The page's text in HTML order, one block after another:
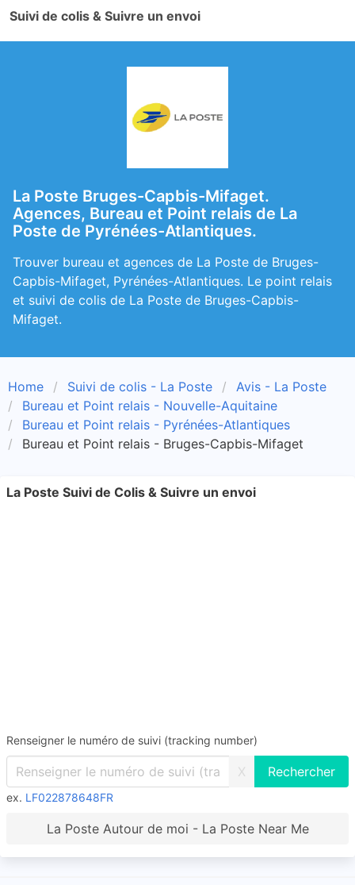
Suivi de colis & Suivre un envoi
La Poste Bruges-Capbis-Mifaget.
Agences, Bureau et Point relais de La
Poste de Pyrénées-Atlantiques.
Trouver bureau et agences de La Poste de Bruges-
Capbis-Mifaget, Pyrénées-Atlantiques. Le point relais
et suivi de colis de La Poste de Bruges-Capbis-
Mifaget.
Home Suivi de colis - La Poste
Avis - La Poste
Bureau et Point relais - Nouvelle-Aquitaine
Bureau et Point relais - Pyrénées-Atlantiques
Bureau et Point relais - Bruges-Capbis-Mifaget
La Poste Suivi de Colis & Suivre un envoi
Renseigner le numéro de suivi (tracking number)
X
ex. LF022878648FR
La Poste Autour de moi - La Poste Near Me